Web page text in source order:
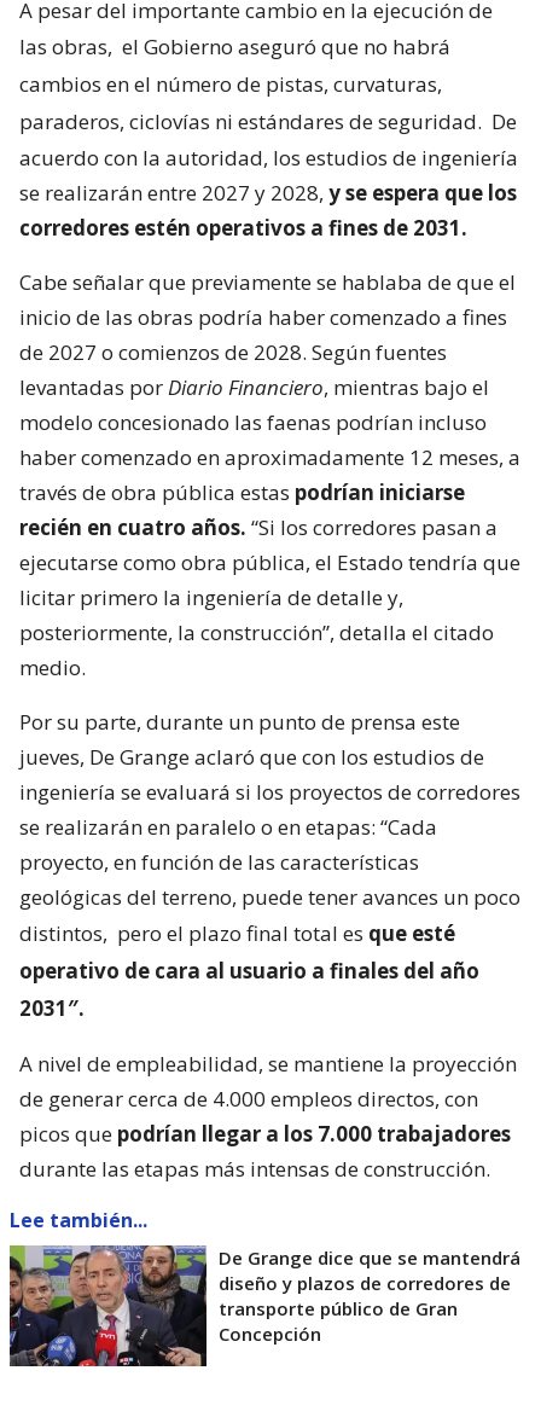
A pesar del importante cambio en la ejecución de
las obras, el Gobierno aseguró que no habrá
cambios en el número de pistas, curvaturas,
paraderos, ciclovías ni estándares de seguridad. De
acuerdo con la autoridad, los estudios de ingeniería
se realizarán entre 2027 y 2028, y se espera que los
corredores estén operativos a fines de 2031.
Cabe señalar que previamente se hablaba de que el
inicio de las obras podría haber comenzado a fines
de 2027 o comienzos de 2028. Según fuentes
levantadas por Diario Financiero, mientras bajo el
modelo concesionado las faenas podrían incluso
haber comenzado en aproximadamente 12 meses, a
través de obra pública estas podrían iniciarse
recién en cuatro años. “Si los corredores pasan a
ejecutarse como obra pública, el Estado tendría que
licitar primero la ingeniería de detalle y,
posteriormente, la construcción”, detalla el citado
medio.
Por su parte, durante un punto de prensa este
jueves, De Grange aclaró que con los estudios de
ingeniería se evaluará si los proyectos de corredores
se realizarán en paralelo o en etapas: “Cada
proyecto, en función de las características
geológicas del terreno, puede tener avances un poco
distintos, pero el plazo final total es que esté
operativo de cara al usuario a finales del año
2031″.
A nivel de empleabilidad, se mantiene la proyección
de generar cerca de 4.000 empleos directos, con
picos que podrían llegar a los 7.000 trabajadores
durante las etapas más intensas de construcción.
Lee también...
De Grange dice que se mantendrá
diseño y plazos de corredores de
transporte público de Gran
Concepción